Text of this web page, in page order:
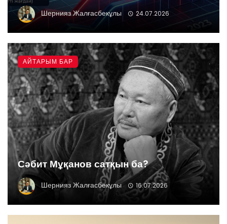
Шернияз Жалғасбекұлы 24.07.2026
Сәбит Мұқанов сатқын ба?
Шернияз Жалғасбекұлы 16.07.2026
АЙТАРЫМ БАР